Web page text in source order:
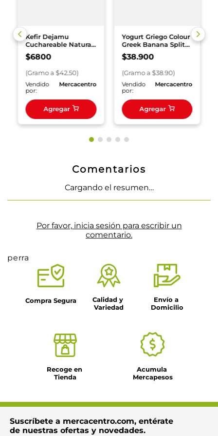
Kefir Dejamu
Cuchareable Natural
x 160 g
$6800
(Gramoa $42.50)
Vendido
por:
Mercacentro
Agregar
Yogurt Griego Colour
Greek Banana Split
1000 g
$38.900
(Gramoa $38.90)
Vendido
por:
Mercacentro
Agregar
Comentarios
Cargando el resumen…
Por favor, inicia sesión para escribir un
comentario.
perra
Compra Segura
Calidad y
Variedad
Envío a
Domicilio
Recoge en
Tienda
Acumula
Mercapesos
Suscríbete a mercacentro.com, entérate
de nuestras ofertas y novedades.